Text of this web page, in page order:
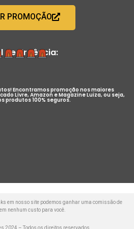
PROMOÇÃO
de Urgência:
Encontramos promoção nos maiores
Livre, Amazon e Magazine Luiza, ou seja,
produtos 100% seguros.
em nosso site podemos ganhar uma comissão de
nenhum custo para você.
2024 – Todos os direitos reservados